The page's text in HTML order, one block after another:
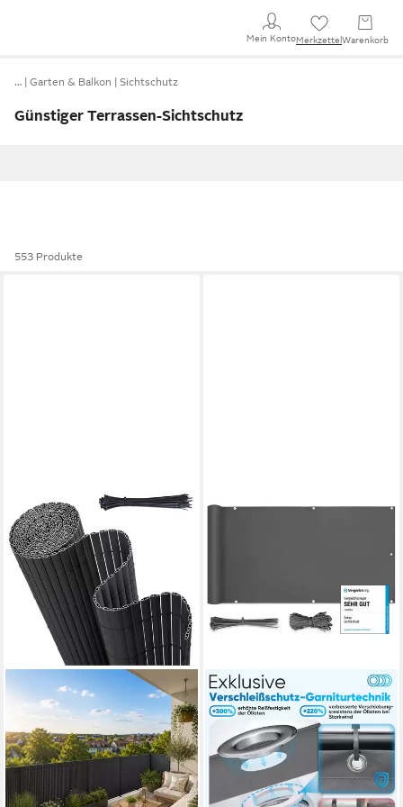
Mein KontoMerkzettel Warenkorb
… Garten & Balkon Sichtschutz
Günstiger Terrassen-Sichtschutz
553 Produkte